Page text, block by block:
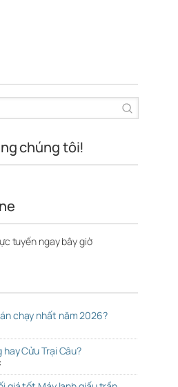
chúng tôi!
tuyến ngay bây giờ
chạy nhất năm 2026?
hay Cửu Trại Câu?